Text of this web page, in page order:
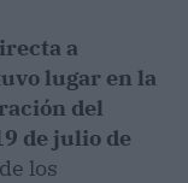
a
lugar en la
del
de julio de
los